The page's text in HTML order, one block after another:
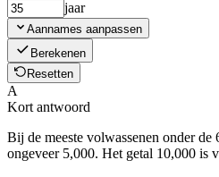
jaar
Aannames aanpassen
Berekenen
Resetten
A
Kort antwoord
Bij de meeste volwassenen onder
ongeveer 5,000. Het getal 10,000 is